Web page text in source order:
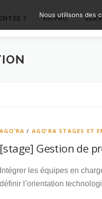
? RA’PRO
AGO’RA / AGO’RA STAGES ET
[stage] Gestion de
Intégrer les équipes en
définir l’orientation
Nous utilisons des